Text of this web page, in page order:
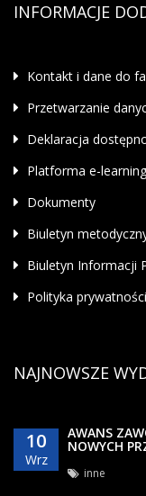
INFORMACJE
Kontakt i dane do
Przetwarzanie
Deklaracja
Platforma e-
Dokumenty
Biuletyn
Biuletyn Informacji
Polityka prywatności
NAJNOWSZE
10
Wrz
AWANS
NOWYCH
inne